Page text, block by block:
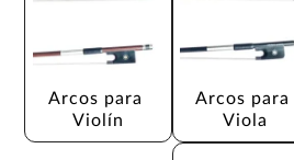
Arcos para
Violín
Arcos para
Viola